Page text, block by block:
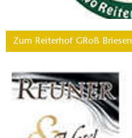
Zum Reiterhof GRoß Briesen